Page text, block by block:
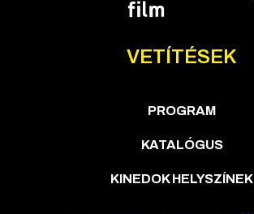
VETÍTÉSEK
PROGRAM
KATALÓGUS
KINEDOK HELYSZÍNEK